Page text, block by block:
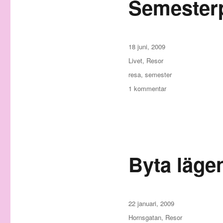
Publicerat
den
18 juni, 2009
Kategorier
Livet, Resor
Etiketter
resa, semester
1 kommentartill
Byta
Publicerat
den
22 januari, 2009
Kategorier
Hornsgatan, Resor